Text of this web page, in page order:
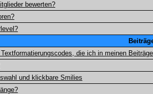
bewerten?
die ich in meinen
und klickbare Smilies